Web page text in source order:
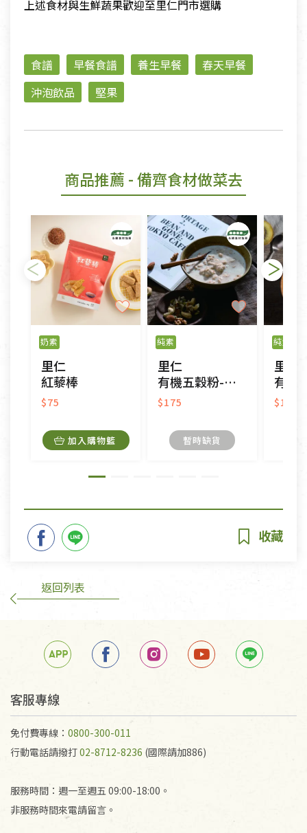
上述食材與生鮮蔬果歡迎至里仁門市選購
食譜 早餐食譜 養生早餐
春天早餐
沖泡飲品
堅果
商品推薦 - 備齊食材做菜去
奶素
里仁
紅藜棒
$75
加入購物籃
純素
里仁
有機五穀粉-有糖-隨手包
$175
暫時缺貨
純素
里仁
有機糙
$175
返回列表
客服專線
免付費專線： 0800-300-011
行動電話請撥打02-8712-8236 (國際請加886)
服務時間：週一至週五 09:00-18:00。
非服務時間來電請留言。